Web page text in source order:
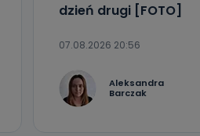
dzień drugi [FOTO]
07.08.2026 20:56
Aleksandra
Barczak